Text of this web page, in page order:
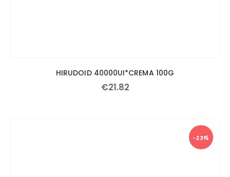
HIRUDOID 40000UI*CREMA 100G
€21.82
-23%